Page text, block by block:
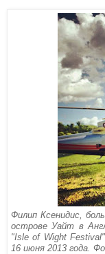
Филип Ксенидис,
острове Уайт в
"Isle of Wight
16 июня 2013 года.